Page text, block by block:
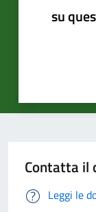
su
Contatta il
Leggi le